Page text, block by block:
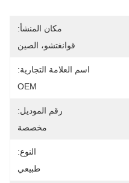
مكان المنشأ:
قوانغتشو، الصين
اسم العلامة التجارية:
OEM
رقم الموديل:
مخصصة
النوع:
طبيعي